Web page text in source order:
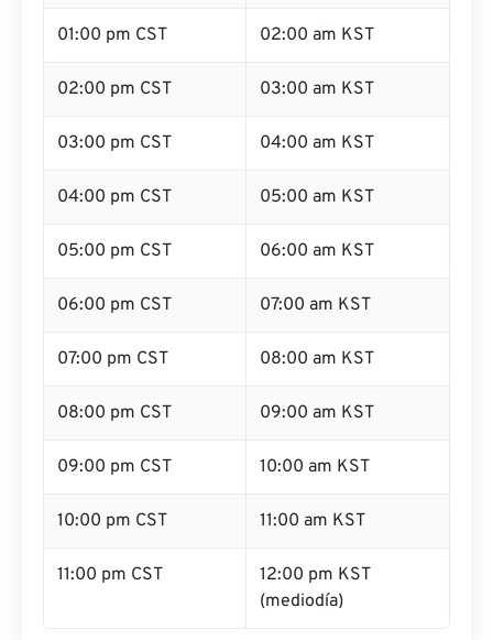
01:00 pm CST 02:00 am KST
02:00 pm CST 03:00 am KST
03:00 pm CST 04:00 am KST
04:00 pm CST 05:00 am KST
05:00 pm CST 06:00 am KST
06:00 pm CST 07:00 am KST
07:00 pm CST 08:00 am KST
08:00 pm CST 09:00 am KST
09:00 pm CST 10:00 am KST
10:00 pm CST 11:00 am KST
11:00 pm CST
12:00 pm KST
(mediodía)